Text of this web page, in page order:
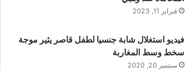
فبراير 11, 2023
فيديو استغلال شابة جنسيا لطفل قاصر يثير موجة
سخط وسط المغاربة
سبتمبر 20, 2020